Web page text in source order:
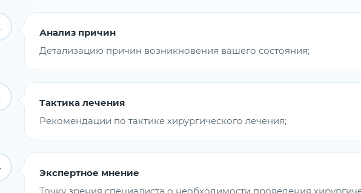
Анализ причин
Детализацию причин возникновения вашего состояния;
Тактика лечения
Рекомендации по тактике хирургического лечения;
Экспертное мнение